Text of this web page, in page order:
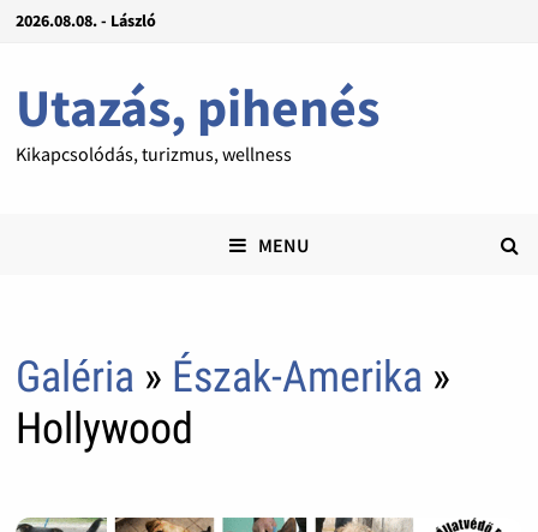
2026.08.08. - László
Utazás, pihenés
Kikapcsolódás, turizmus, wellness
MENU
Galéria » Észak-Amerika »
Hollywood